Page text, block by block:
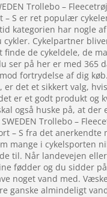
Trollebo –
– S er ret populær
kategorien har nogle
cykler. Cykelpartner
finde de cykeldele, de
ser på her er med 365
fortrydelse af dig
er det et sikkert valg,
er et godt produkt og
også huske på, at der
Trollebo –
– S fra det anerkendte
mange i cykelsporten
til. Når landevejen
fødder og du sidder
noget vand med.
ganske almindeligt